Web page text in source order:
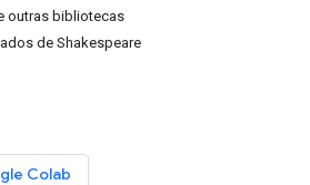
outras bibliotecas
de Shakespeare
Colab